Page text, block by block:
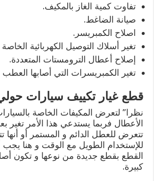
تفاوت كمية الغاز بالمكيف.
صيانة الضاغط.
اصلاح الكمبريسر.
تغير أسلاك التوصيل الكهربائية
إصلاح أعطال الترومستات المتعددة.
تغير الكمبريسرات التي أصابها العطب
قطع غيار تكييف سيارات
نظرا” لتعرض المكيفات الخاصة
الأعطال فربما يستدعي هذا الأمر تغير
تتعرض للعطل الدائم و المستمر أو أنها
للإستخدام الطويل مع الوقت و هنا يجب
القطع بقطع جديدة من نوعها و تكون
كبيرة.